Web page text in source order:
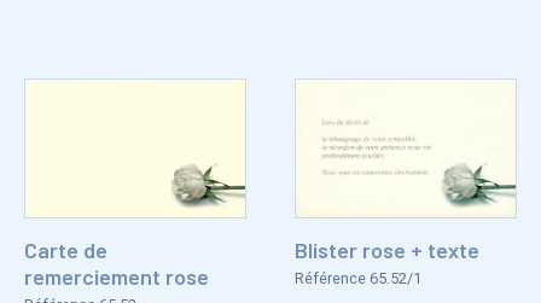
Carte de
remerciement rose
Blister rose + texte
Référence 65.52/1